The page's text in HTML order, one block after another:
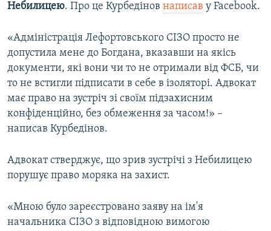
Небилицею. Про це Курбедінов написав у Facebook.
«Адміністрація Лефортовського СІЗО просто не
допустила мене до Богдана, вказавши на якісь
документи, які вони чи то не отримали від ФСБ, чи
то не встигли підписати в себе в ізоляторі. Адвокат
має право на зустріч зі своїм підзахисним
конфіденційно, без обмеження за часом!» –
написав Курбедінов.
Адвокат стверджує, що зрив зустрічі з Небилицею
порушує право моряка на захист.
«Мною було зареєстровано заяву на ім'я
начальника СІЗО з відповідною вимогою